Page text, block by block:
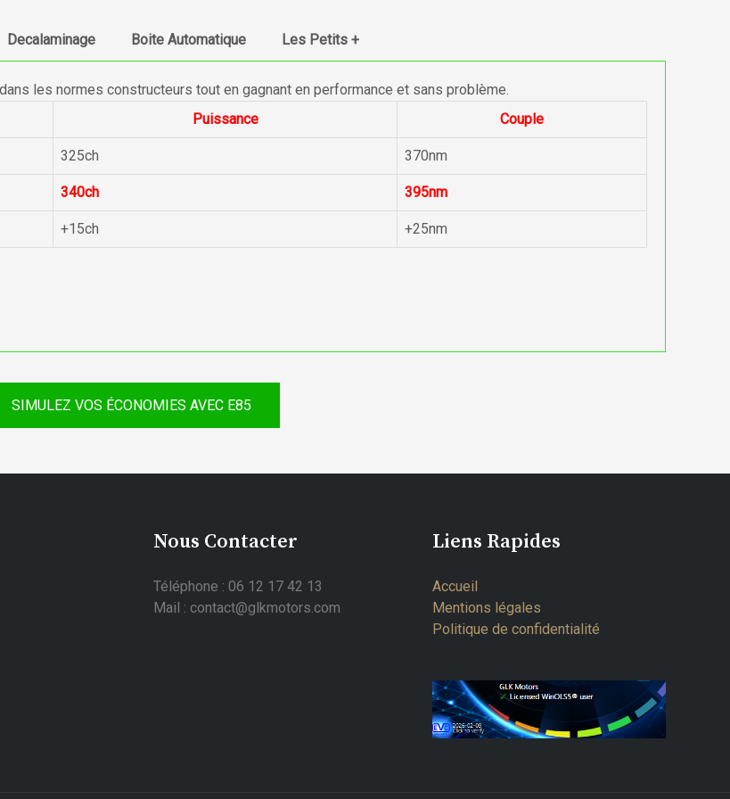
Decalaminage Boite Automatique Les Petits +
les normes constructeurs tout en gagnant en performance et sans problème.
Puissance Couple
325ch 370nm
340ch 395nm
+15ch +25nm
SIMULEZ VOS ÉCONOMIES AVEC E85
Nous Contacter
Téléphone : 06 12 17 42 13
Mail : contact@glkmotors.com
Liens Rapides
Accueil
Mentions légales
Politique de confidentialité